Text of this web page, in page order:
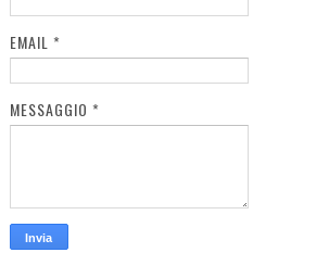
EMAIL *
MESSAGGIO *